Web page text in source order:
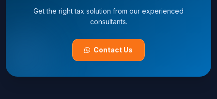
Get the right tax solution from our experienced
consultants.
Contact Us